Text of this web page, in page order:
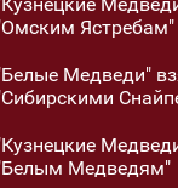
Ястребам"
Медведи"
Медведям"